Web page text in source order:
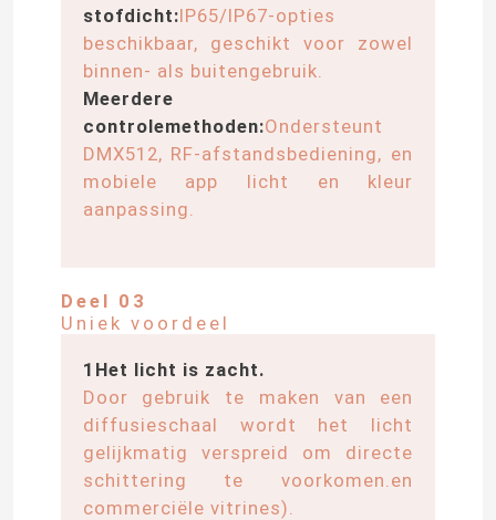
Thuis
Producten
Videos
stofdicht:IP65/IP67-opties
beschikbaar, geschikt voor zowel
binnen- als buitengebruik.
Meerdere
controlemethoden:Ondersteunt
DMX512, RF-afstandsbediening, en
mobiele app licht en kleur
aanpassing.
Deel 03
Uniek voordeel
1Het licht is zacht.
Door gebruik te maken van een
diffusieschaal wordt het licht
gelijkmatig verspreid om directe
schittering te voorkomen.en
commerciële vitrines).